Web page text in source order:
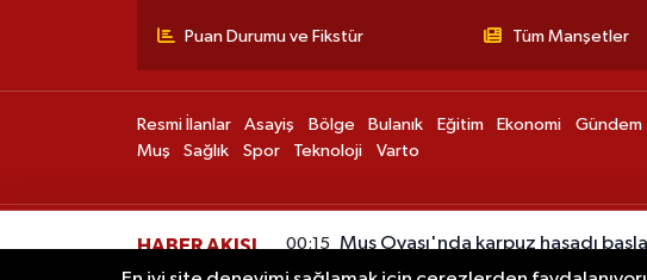
Puan Durumu ve Fikstür Tüm Manşetler
Resmi İlanlar Asayiş Bölge Bulanık Eğitim Ekonomi Gündem
Muş
Sağlık Spor Teknoloji Varto
HABER AKIŞI 00:15 Muş Ovası'nda karpuz hasadı